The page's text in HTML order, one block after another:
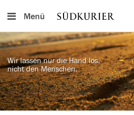
Menü
Wir lassen nur die Hand los,
nicht den Menschen.